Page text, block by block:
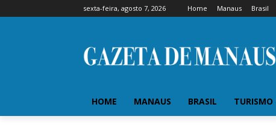
sexta-feira, agosto 7, 2026 Home Manaus Brasil
HOME MANAUS BRASIL